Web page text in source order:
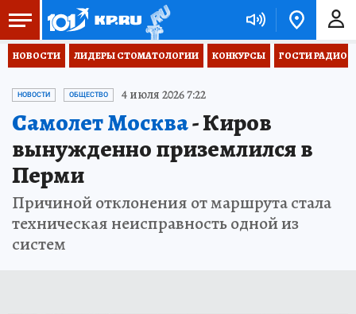
НОВОСТИ ЛИДЕРЫ СТОМАТОЛОГИИ КОНКУРСЫ ГОСТИ РАДИО
НОВОСТИ ОБЩЕСТВО 4 июля 2026 7:22
Самолет Москва- Киров
вынужденно приземлился в
Перми
Причиной отклонения от маршрута стала
техническая неисправность одной из
систем